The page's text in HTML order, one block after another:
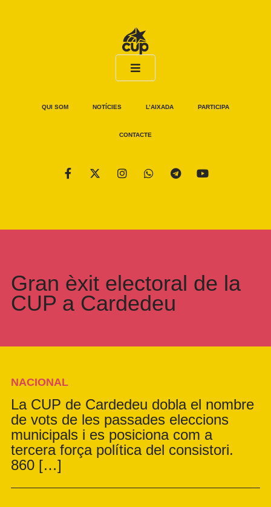
QUI SOM NOTÍCIES L’AIXADA PARTICIPA
CONTACTE
Gran èxit electoral de la
CUP a Cardedeu
NACIONAL
La CUP de Cardedeu dobla el nombre
de vots de les passades eleccions
municipals i es posiciona com a
tercera força política del consistori.
860 […]